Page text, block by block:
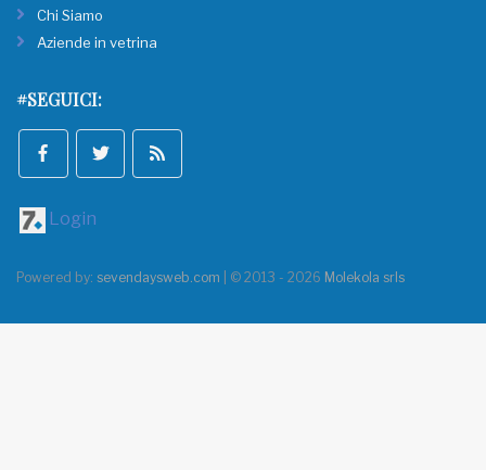
Chi Siamo
Aziende in vetrina
#SEGUICI:
Login
Powered by: sevendaysweb.com | © 2013 - 2026 Molekola srls